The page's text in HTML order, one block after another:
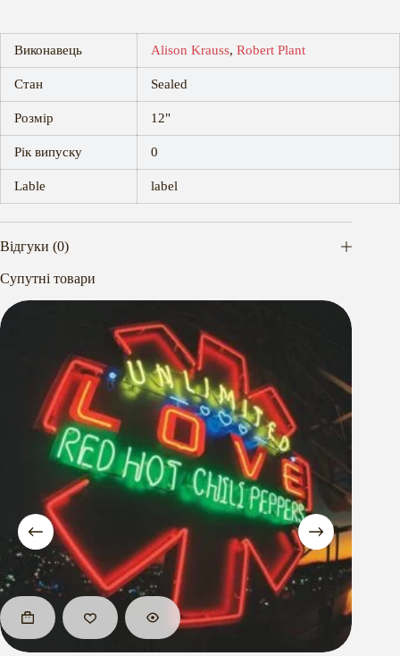
Виконавець Alison Krauss, Robert Plant
Стан Sealed
Розмір 12"
Рік випуску 0
Lable label
Відгуки (0)
Супутні товари